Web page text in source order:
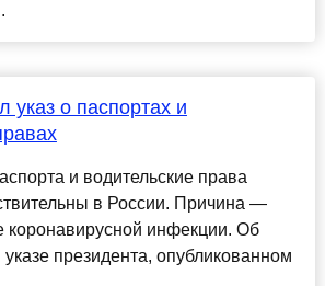
указ о паспортах и
и водительские права
в России. Причина —
коронавирусной инфекции. Об
указе президента, опубликованном